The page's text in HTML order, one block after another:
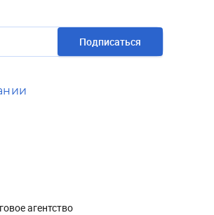
Подписаться
агентство